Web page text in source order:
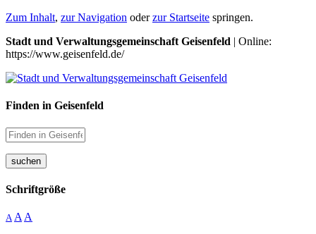
Zum Inhalt, zur Navigation oderzur Startseite springen.
Stadt und Verwaltungsgemeinschaft Geisenfeld | Online:
https://www.geisenfeld.de/
Finden in Geisenfeld
suchen
Schriftgröße
A A A